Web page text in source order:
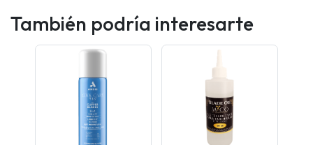
También podría interesarte